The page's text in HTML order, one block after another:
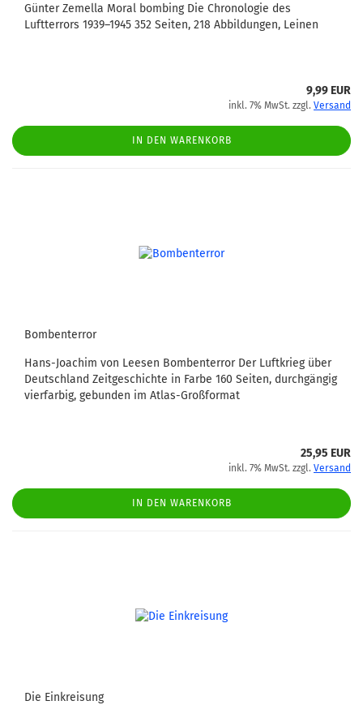
Günter Zemella Moral bombing Die Chronologie des
Luftterrors 1939–1945 352 Seiten, 218 Abbildungen, Leinen
9,99 EUR
inkl. 7% MwSt. zzgl. Versand
IN DEN WARENKORB
Bombenterror
Hans-Joachim von Leesen Bombenterror Der Luftkrieg über
Deutschland Zeitgeschichte in Farbe 160 Seiten, durchgängig
vierfarbig, gebunden im Atlas-Großformat
25,95 EUR
inkl. 7% MwSt. zzgl. Versand
IN DEN WARENKORB
Die Einkreisung